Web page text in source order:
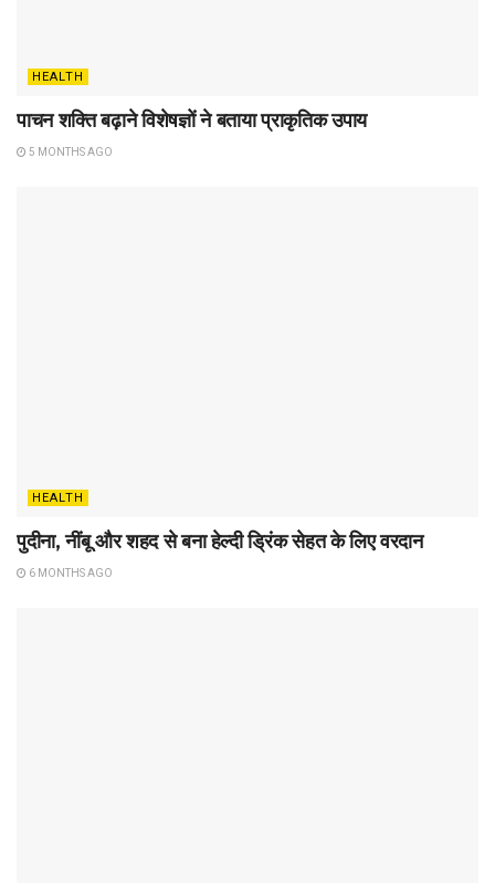
HEALTH
पाचन शक्ति बढ़ाने विशेषज्ञों ने बताया प्राकृतिक उपाय
5 MONTHS AGO
HEALTH
पुदीना, नींबू और शहद से बना हेल्दी ड्रिंक सेहत के लिए वरदान
6 MONTHS AGO